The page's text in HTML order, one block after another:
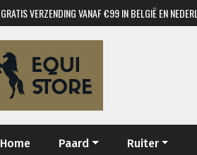
GRATIS VERZENDING VANAF €99 IN BELGIË EN
Home Paard Ruiter